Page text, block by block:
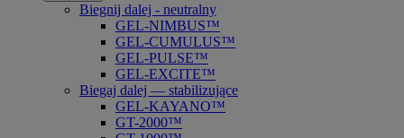
Biegnij dalej - neutralny
GEL-NIMBUS™
GEL-CUMULUS™
GEL-PULSE™
GEL-EXCITE™
Biegaj dalej — stabilizujące
GEL-KAYANO™
GT-2000™